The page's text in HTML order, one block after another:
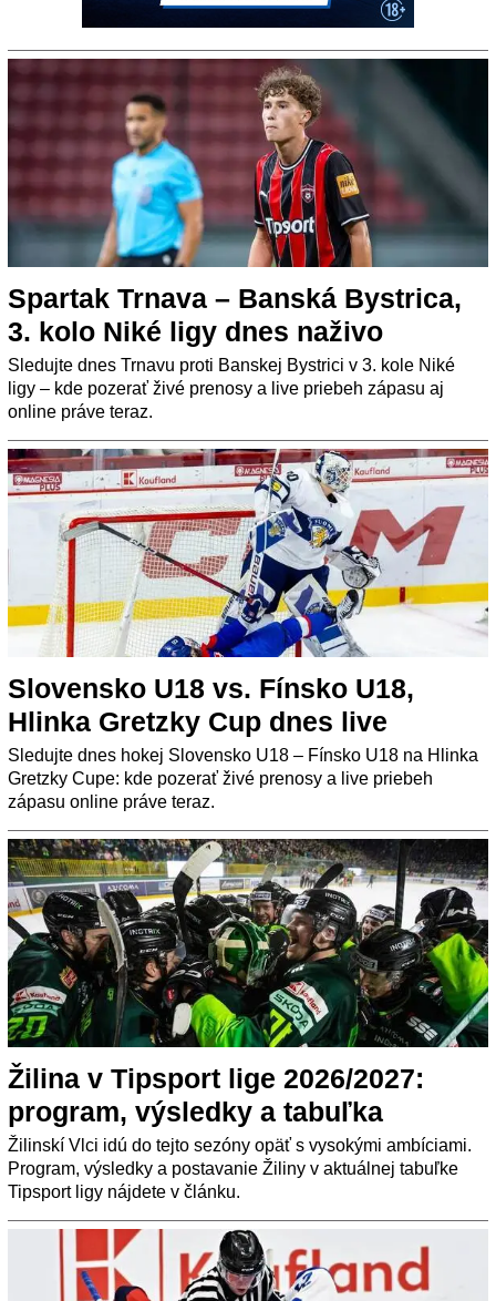
Spartak Trnava – Banská Bystrica,
3. kolo Niké ligy dnes naživo
Sledujte dnes Trnavu proti Banskej Bystrici v 3. kole Niké
ligy – kde pozerať živé prenosy a live priebeh zápasu aj
online práve teraz.
Slovensko U18 vs. Fínsko U18,
Hlinka Gretzky Cup dnes live
Sledujte dnes hokej Slovensko U18 – Fínsko U18 na Hlinka
Gretzky Cupe: kde pozerať živé prenosy a live priebeh
zápasu online práve teraz.
Žilina v Tipsport lige 2026/2027:
program, výsledky a tabuľka
Žilinskí Vlci idú do tejto sezóny opäť s vysokými ambíciami.
Program, výsledky a postavanie Žiliny v aktuálnej tabuľke
Tipsport ligy nájdete v článku.